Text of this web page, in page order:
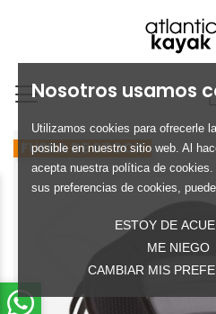
Nosotros usamos
Utilizamos cookies para ofrecerle
posible en nuestro sitio web. Al
acepta nuestra política de
sus preferencias de cookies,
ESTOY DE
ME NIEGO
CAMBIAR MIS
FUERA DE STOCK